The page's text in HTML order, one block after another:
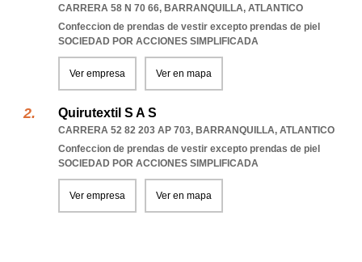
CARRERA 58 N 70 66, BARRANQUILLA, ATLANTICO
Confeccion de prendas de vestir excepto prendas de piel
SOCIEDAD POR ACCIONES SIMPLIFICADA
Ver empresa Ver en mapa
Quirutextil S A S
CARRERA 52 82 203 AP 703, BARRANQUILLA, ATLANTICO
Confeccion de prendas de vestir excepto prendas de piel
SOCIEDAD POR ACCIONES SIMPLIFICADA
Ver empresa Ver en mapa